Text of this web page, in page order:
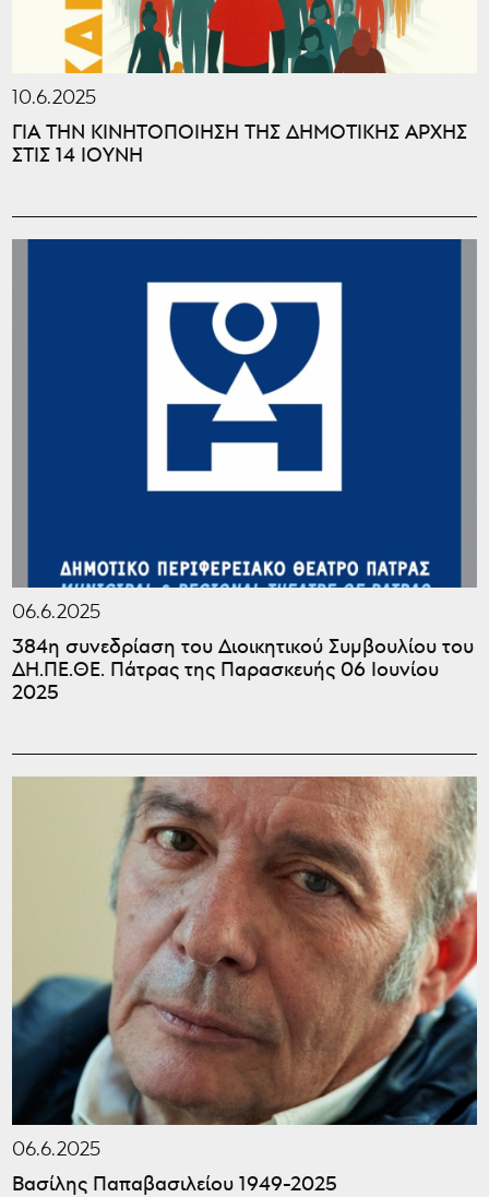
10.6.2025
ΓΙΑ ΤΗΝ ΚΙΝΗΤΟΠΟΙΗΣΗ ΤΗΣ ΔΗΜΟΤΙΚΗΣ ΑΡΧΗΣ
ΣΤΙΣ 14 ΙΟΥΝΗ
06.6.2025
384η συνεδρίαση του Διοικητικού Συμβουλίου του
ΔΗ.ΠΕ.ΘΕ. Πάτρας της Παρασκευής 06 Ιουνίου
2025
06.6.2025
Βασίλης Παπαβασιλείου 1949-2025